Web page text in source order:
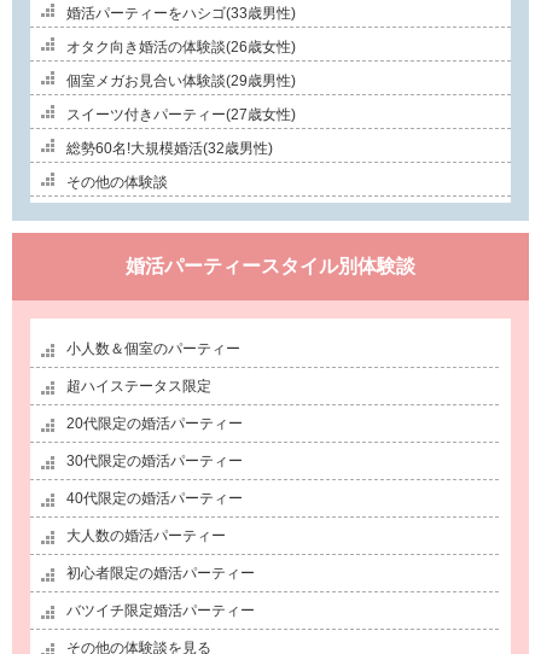
婚活パーティーをハシゴ(33歳男性)
オタク向き婚活の体験談(26歳女性)
個室メガお見合い体験談(29歳男性)
スイーツ付きパーティー(27歳女性)
総勢60名!大規模婚活(32歳男性)
その他の体験談
婚活パーティースタイル別体験談
小人数＆個室のパーティー
超ハイステータス限定
20代限定の婚活パーティー
30代限定の婚活パーティー
40代限定の婚活パーティー
大人数の婚活パーティー
初心者限定の婚活パーティー
バツイチ限定婚活パーティー
その他の体験談を見る